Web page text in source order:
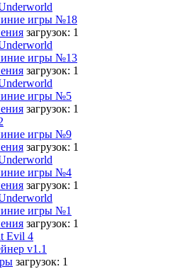
игры №18
загрузок: 1
игры №13
загрузок: 1
игры №5
загрузок: 1
игры №9
загрузок: 1
игры №4
загрузок: 1
игры №1
загрузок: 1
Evil 4
v1.1
загрузок: 1